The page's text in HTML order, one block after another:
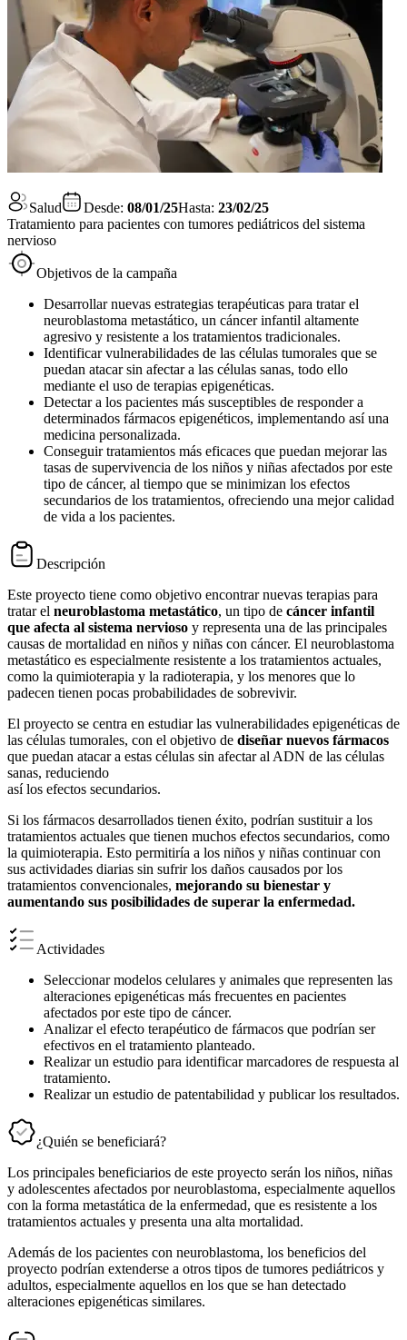
Salud Desde: 08/01/25Hasta: 23/02/25
Tratamiento para pacientes con tumores pediátricos del sistema
nervioso
Objetivos de la campaña
Desarrollar nuevas estrategias terapéuticas para tratar el
neuroblastoma metastático, un cáncer infantil altamente
agresivo y resistente a los tratamientos tradicionales.
Identificar vulnerabilidades de las células tumorales que se
puedan atacar sin afectar a las células sanas, todo ello
mediante el uso de terapias epigenéticas.
Detectar a los pacientes más susceptibles de responder a
determinados fármacos epigenéticos, implementando así una
medicina personalizada.
Conseguir tratamientos más eficaces que puedan mejorar las
tasas de supervivencia de los niños y niñas afectados por este
tipo de cáncer, al tiempo que se minimizan los efectos
secundarios de los tratamientos, ofreciendo una mejor calidad
de vida a los pacientes.
Descripción
Este proyecto tiene como objetivo encontrar nuevas terapias para
tratar el neuroblastoma metastático, un tipo de cáncer infantil
que afecta al sistema nervioso y representa una de las principales
causas de mortalidad en niños y niñas con cáncer. El neuroblastoma
metastático es especialmente resistente a los tratamientos actuales,
como la quimioterapia y la radioterapia, y los menores que lo
padecen tienen pocas probabilidades de sobrevivir.
El proyecto se centra en estudiar las vulnerabilidades epigenéticas de
las células tumorales, con el objetivo de diseñar nuevos fármacos
que puedan atacar a estas células sin afectar al ADN de las células
sanas, reduciendo
así los efectos secundarios.
Si los fármacos desarrollados tienen éxito, podrían sustituir a los
tratamientos actuales que tienen muchos efectos secundarios, como
la quimioterapia. Esto permitiría a los niños y niñas continuar con
sus actividades diarias sin sufrir los daños causados ​​por los
tratamientos convencionales, mejorando su bienestar y
aumentando sus posibilidades de superar la enfermedad.
Actividades
Seleccionar modelos celulares y animales que representen las
alteraciones epigenéticas más frecuentes en pacientes
afectados por este tipo de cáncer.
Analizar el efecto terapéutico de fármacos que podrían ser
efectivos en el tratamiento planteado.
Realizar un estudio para identificar marcadores de respuesta al
tratamiento.
Realizar un estudio de patentabilidad y publicar los resultados.
¿Quién se beneficiará?
Los principales beneficiarios de este proyecto serán los niños, niñas
y adolescentes afectados por neuroblastoma, especialmente aquellos
con la forma metastática de la enfermedad, que es resistente a los
tratamientos actuales y presenta una alta mortalidad.
Además de los pacientes con neuroblastoma, los beneficios del
proyecto podrían extenderse a otros tipos de tumores pediátricos y
adultos, especialmente aquellos en los que se han detectado
alteraciones epigenéticas similares.